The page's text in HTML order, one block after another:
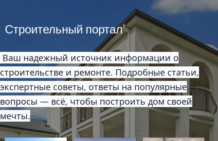
Строительный портал
Ваш надежный источник информации о
строительстве и ремонте. Подробные статьи,
экспертные советы, ответы на популярные
вопросы — всё, чтобы построить дом своей
мечты.